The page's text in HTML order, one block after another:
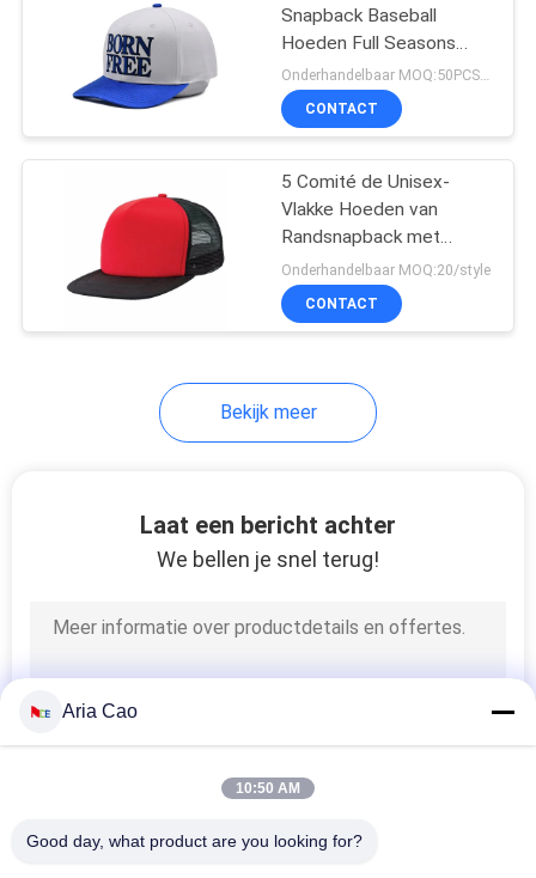
Snapback Baseball
Hoeden Full Seasons
Curved Visor
Onderhandelbaar MOQ:50PCS/STYLE/COLOR/SIZE
CONTACT
5 Comité de Unisex-
Vlakke Hoeden van
Randsnapback met
Plastic Gesp
Achtersluiting
Onderhandelbaar MOQ:20/style
CONTACT
Bekijk meer
Laat een bericht achter
We bellen je snel terug!
Aria Cao
10:50 AM
Good day, what product are you looking for?